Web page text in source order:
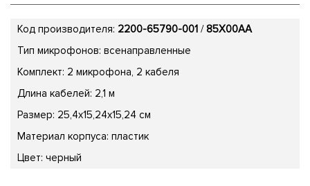
Код производителя: 2200-65790-001 /85X00AA
Тип микрофонов: всенаправленные
Комплект: 2 микрофона, 2 кабеля
Длина кабелей: 2,1 м
Размер: 25,4x15,24x15,24 см
Материал корпуса: пластик
Цвет: черный